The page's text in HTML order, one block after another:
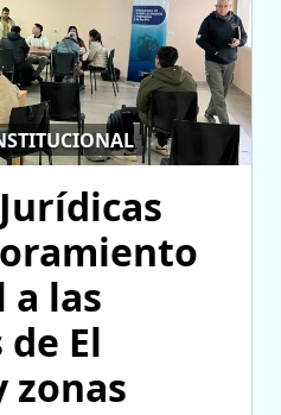
las
El
zonas